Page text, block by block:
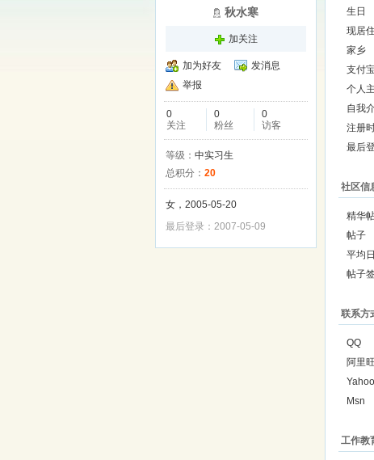
秋水寒
加关注
加为好友
发消息
举报
0
关注
0
粉丝
0
访客
等级： 中实习生
总积分： 20
女，2005-05-20
最后登录：2007-05-09
生日
现居
家乡
支付
个人
自我
注册
最后
社区信
精华
帖子
平均
帖子
联系方
QQ
阿里
Yahoo
Msn
工作教